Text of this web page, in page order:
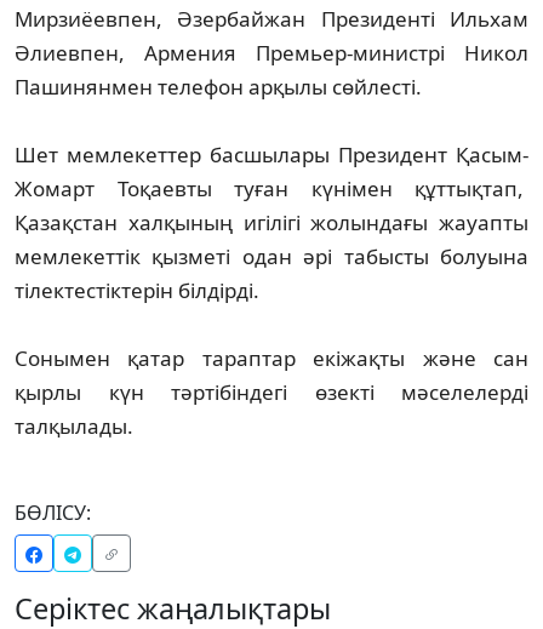
Мирзиёевпен, Әзербайжан Президенті Ильхам
Әлиевпен, Армения Премьер-министрі Никол
Пашинянмен телефон арқылы сөйлесті.
Шет мемлекеттер басшылары Президент Қасым-
Жомарт Тоқаевты туған күнімен құттықтап,
Қазақстан халқының игілігі жолындағы жауапты
мемлекеттік қызметі одан әрі табысты болуына
тілектестіктерін білдірді.
Сонымен қатар тараптар екіжақты және сан
қырлы күн тәртібіндегі өзекті мәселелерді
талқылады.
БӨЛІСУ:
Серіктес жаңалықтары